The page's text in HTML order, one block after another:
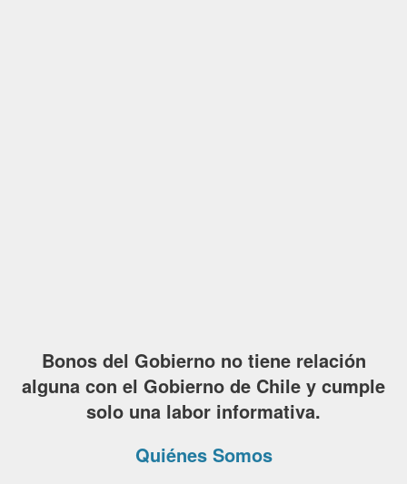
Bonos del Gobierno no tiene relación
alguna con el Gobierno de Chile y cumple
solo una labor informativa.
Quiénes Somos